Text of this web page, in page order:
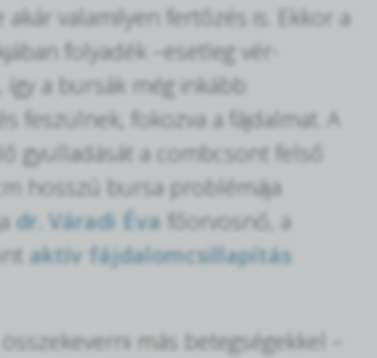
valamilyen fertőzés is. Ekkor a
folyadék –esetleg vér-
a bursák még inkább
feszülnek, fokozva a fájdalmat. A
gyulladását a combcsont felső
hosszú bursa problémája
dr. Váradi Éva főorvosnő, a
aktív fájdalomcsillapítás
más betegségekkel –